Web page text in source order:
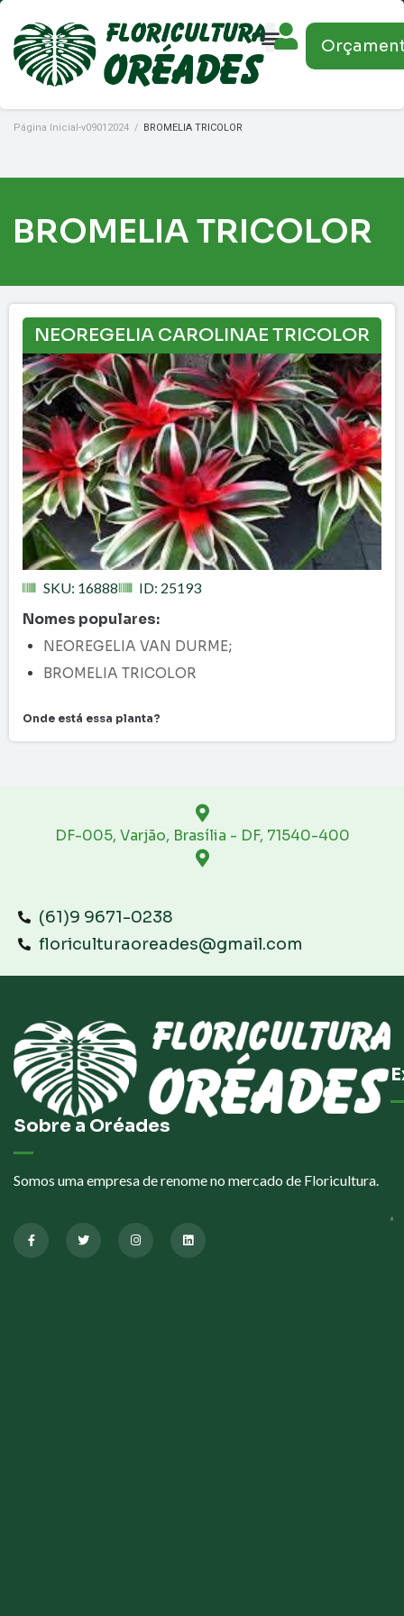
Página Inicial-v09012024 / BROMELIA TRICOLOR
BROMELIA TRICOLOR
NEOREGELIA CAROLINAE TRICOLOR
SKU: 16888
ID: 25193
Nomes populares:
NEOREGELIA VAN DURME;
BROMELIA TRICOLOR
Onde está essa planta?
DF-005, Varjão, Brasília - DF, 71540-400
(61)9 9671-0238
floriculturaoreades@gmail.com
Sobre a Oréades
Somos uma empresa de renome no mercado de Floricultura.